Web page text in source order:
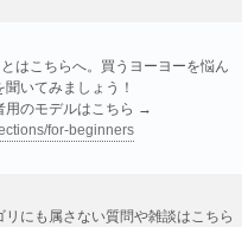
はこちらへ。買うヨーヨーを悩ん
いてみましょう！
用のモデルはこちら →
for-beginners
にも属さない質問や雑談はこちら